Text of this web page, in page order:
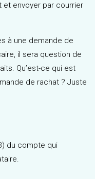
et envoyer par courrier
à une demande de
il sera question de
Qu’est-ce qui est
de rachat ? Juste
du compte qui